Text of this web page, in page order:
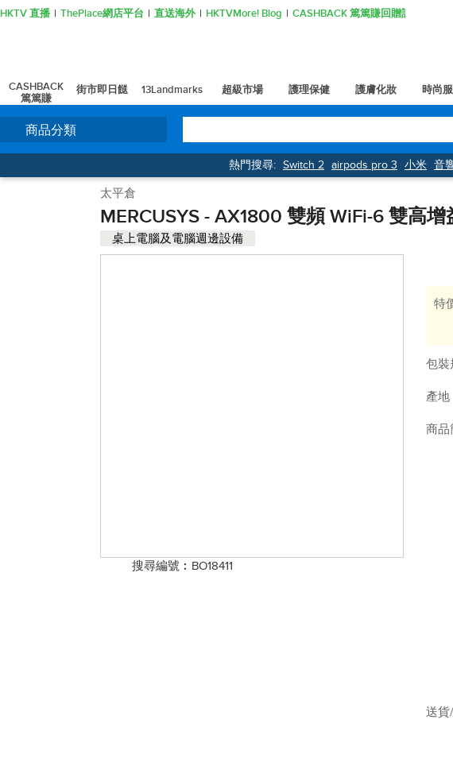
HKTV 直播 ThePlace網店平台 直送海外 HKTVMore! Blog CASHBACK 篤篤賺回贈計劃
CASHBACK
篤篤賺
街市即日餸 13Landmarks 超級市場 護理保健 護膚化妝 時尚
商品分類
熱門搜尋: Switch 2 airpods pro 3 小米 音
太平倉
MERCUSYS - AX1800 雙頻 WiFi-6 雙高
桌上電腦及電腦週邊設備
搜尋編號︰BO18411
特
包裝
產地
商品
送貨